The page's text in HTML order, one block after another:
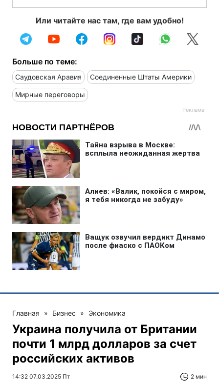
Или читайте нас там, где вам удобно!
Больше по теме:
Саудовская Аравия Соединенные Штаты Америки
Мирные переговоры
Главная » Бизнес » Экономика
Украина получила от Британии
почти 1 млрд долларов за счет
российских активов
14:32 07.03.2025 Пт 2 мин